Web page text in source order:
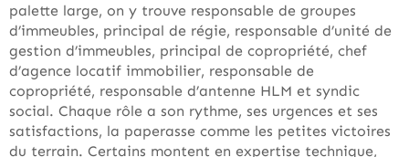
palette large, on y trouve responsable de groupes
d’immeubles, principal de régie, responsable d’unité de
gestion d’immeubles, principal de copropriété, chef
d’agence locatif immobilier, responsable de
copropriété, responsable d’antenne HLM et syndic
social. Chaque rôle a son rythme, ses urgences et ses
satisfactions, la paperasse comme les petites victoires
du terrain. Certains montent en expertise technique,